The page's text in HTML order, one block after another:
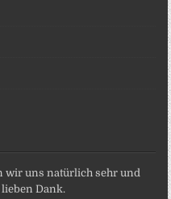
wir uns natürlich sehr und
Dank.